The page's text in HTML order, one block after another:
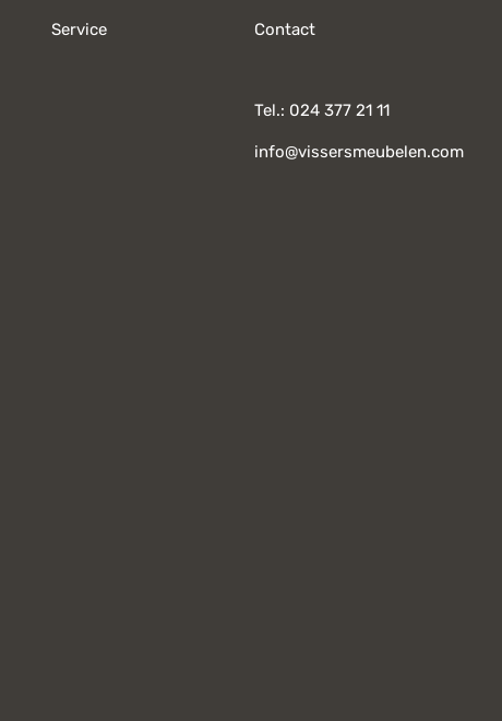
Service Contact
Tel.: 024 377 21 11
info@vissersmeubelen.com